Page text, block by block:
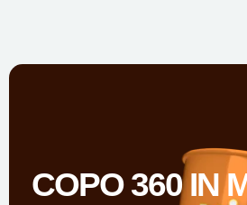
COPO 360 IN